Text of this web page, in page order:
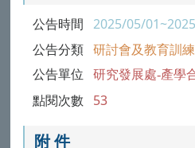
公告時間 2025/05/
公告分類 研討會及教育訓練
公告單位 研究發展處-產學
點閱次數 53
附 件